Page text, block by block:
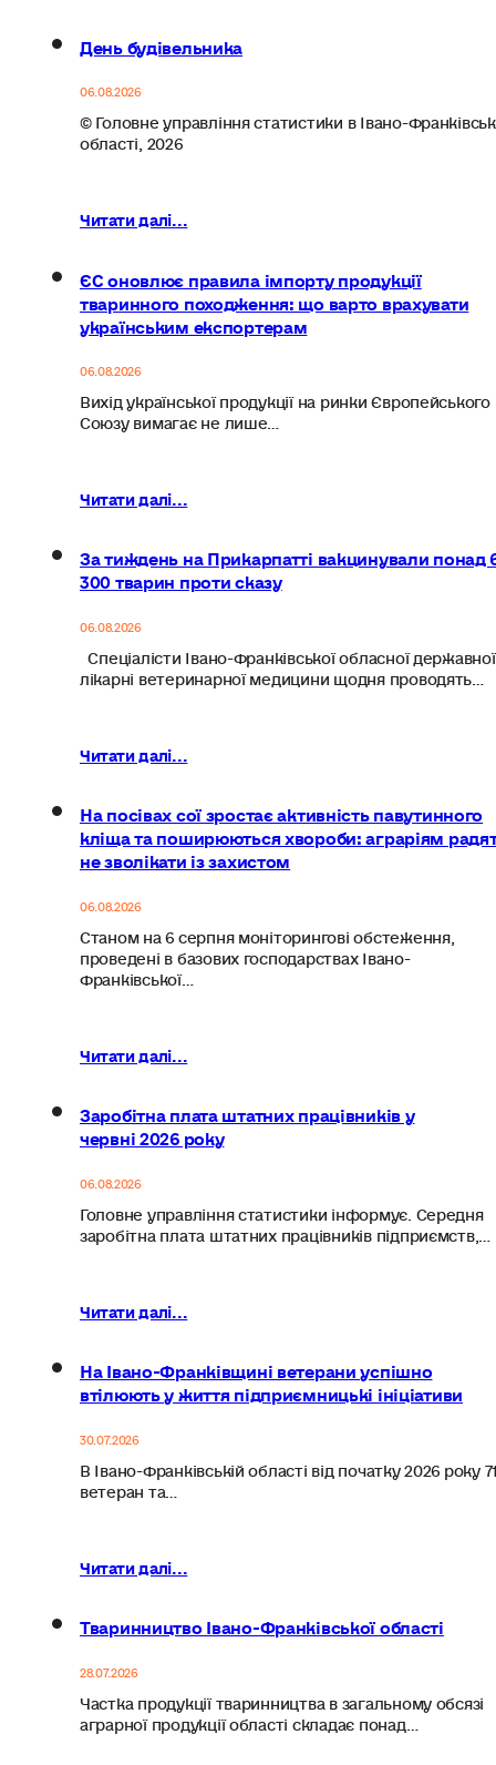
День будівельника
06.08.2026
© Головне управління статистики в Івано-
області, 2026
Читати далі...
ЄС оновлює правила імпорту продукції
тваринного походження: що варто врахувати
українським експортерам
06.08.2026
Вихід української продукції на ринки Європейського
Союзу вимагає не лише…
Читати далі...
За тиждень на Прикарпатті вакцинували понад
300 тварин проти сказу
06.08.2026
Спеціалісти Івано-Франківської обласної державної
лікарні ветеринарної медицини щодня проводять…
Читати далі...
На посівах сої зростає активність павутинного
кліща та поширюються хвороби: аграріям
не зволікати із захистом
06.08.2026
Станом на 6 серпня моніторингові обстеження,
проведені в базових господарствах Івано-
Франківської…
Читати далі...
Заробітна плата штатних працівників у
червні 2026 року
06.08.2026
Головне управління статистики інформує. Середня
заробітна плата штатних працівників підприємств,…
Читати далі...
На Івано-Франківщині ветерани успішно
втілюють у життя підприємницькі ініціативи
30.07.2026
В Івано-Франківській області від початку 2026 року
ветеран та…
Читати далі...
Тваринництво Івано-Франківської області
28.07.2026
Частка продукції тваринництва в загальному обсязі
аграрної продукції області складає понад…